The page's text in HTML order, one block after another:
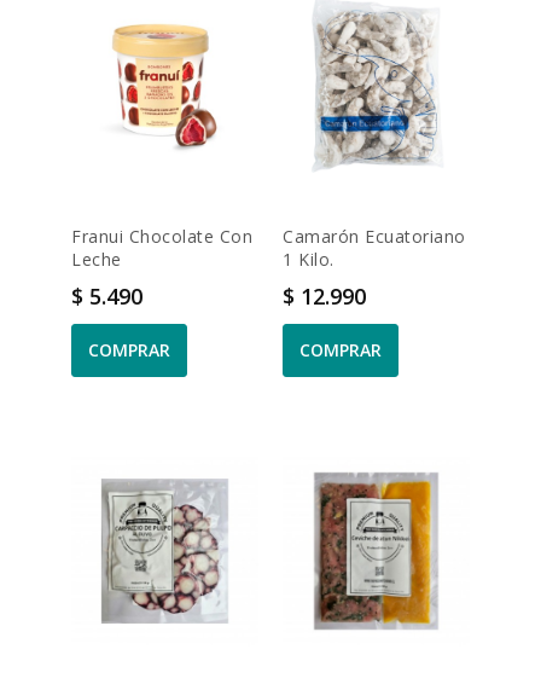
Franui Chocolate Con
Leche
Precio
$ 5.490
COMPRAR
Camarón Ecuatoriano
1 Kilo.
Precio
$ 12.990
COMPRAR